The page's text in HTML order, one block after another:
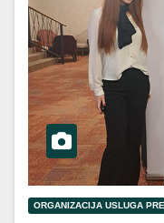
ORGANIZACIJA USLUGA